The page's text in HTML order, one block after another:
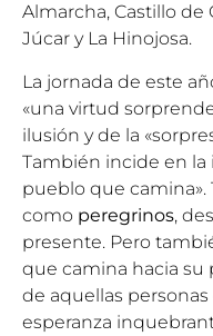
Almarcha, Castillo de
Júcar y La Hinojosa.
La jornada de este
«una virtud
ilusión y de la
También incide en la
pueblo que camina».
como peregrinos,
presente. Pero
que camina hacia su
de aquellas
esperanza